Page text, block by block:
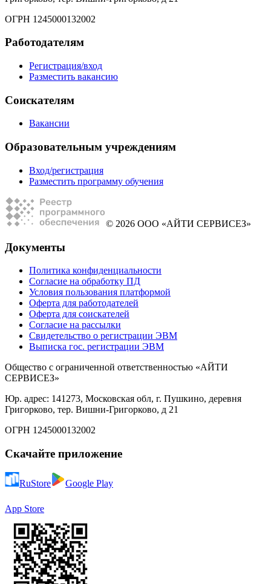
ОГРН 1245000132002
Работодателям
Регистрация/вход
Разместить вакансию
Соискателям
Вакансии
Образовательным учреждениям
Вход/регистрация
Разместить программу обучения
© 2026 ООО «АЙТИ СЕРВИСЕЗ»
Документы
Политика конфиденциальности
Согласие на обработку ПД
Условия пользования платформой
Оферта для работодателей
Оферта для соискателей
Согласие на рассылки
Свидетельство о регистрации ЭВМ
Выписка гос. регистрации ЭВМ
Общество с ограниченной ответственностью «АЙТИ
СЕРВИСЕЗ»
Юр. адрес: 141273, Московская обл, г. Пушкино, деревня
Григорково, тер. Вишни-Григорково, д 21
ОГРН 1245000132002
Скачайте приложение
RuStore Google Play
App Store